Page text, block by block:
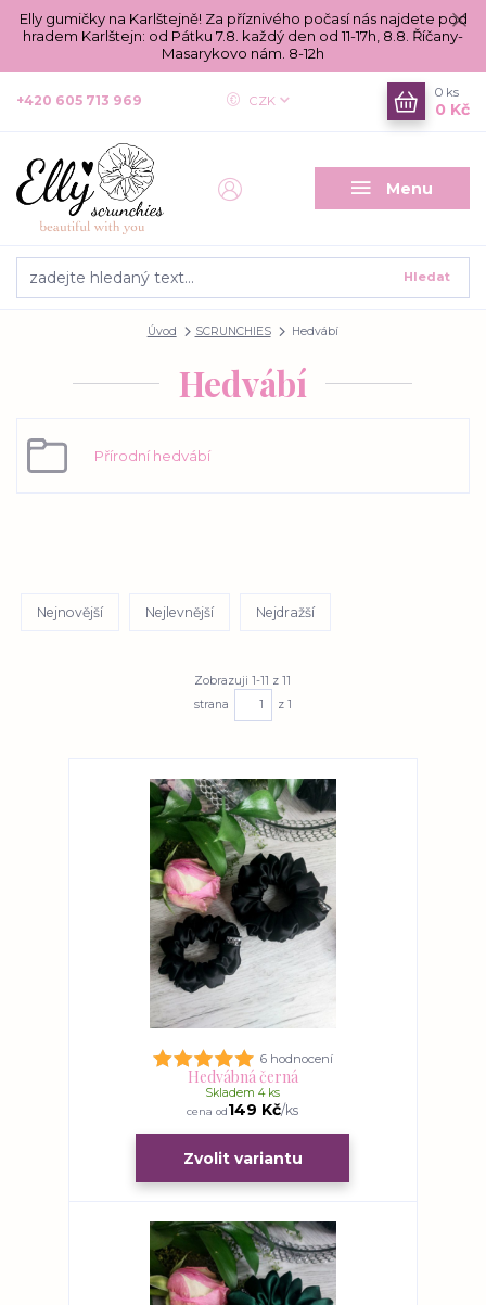
Elly gumičky na Karlštejně! Za příznivého počasí nás najdete pod
hradem Karlštejn: od Pátku 7.8. každý den od 11-17h, 8.8. Říčany-
Masarykovo nám. 8-12h
Menu
CZK
Hledat
+420 605 713 969
0 ks
0 Kč
Úvod SCRUNCHIES Hedvábí
Hedvábí
Přírodní hedvábí
Nejnovější Nejlevnější Nejdražší
Zobrazuji 1-11 z 11
strana
z 1
6 hodnocení
Hedvábná černá
cena od149 Kč/ks
Skladem 4 ks
Zvolit variantu